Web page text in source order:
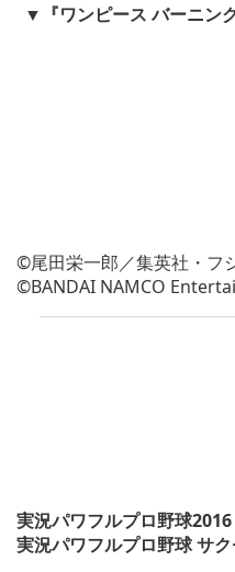
▼『ワンピース バーニン
©尾田栄一郎／集英社・フ
©BANDAI NAMCO
実況パワフルプロ野球2016
実況パワフルプロ野球 サ